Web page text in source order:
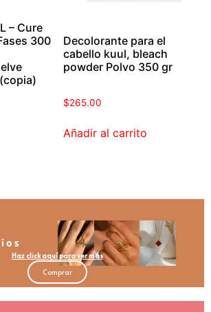
– Cure
300
Decolorante para el
cabello kuul, bleach
powder Polvo 350 gr
$265.00
Añadir al carrito
Haz click aquí para ver más
Comprar